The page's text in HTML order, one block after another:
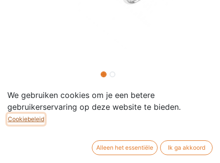
Dubbele Chrome
Onderliggende Uitlaat -
Dax/Monkey/Gorilla
Dubbele verchroomd onderliggend uitlaat, Passend op:
Dax, PBR, Monkey, enz.
We gebruiken cookies om je een betere
gebruikerservaring op deze website te bieden.
Cookiebeleid
Alleen het essentiële Ik ga akkoord